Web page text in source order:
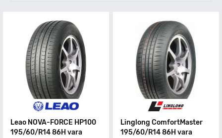
Leao NOVA-FORCE HP100
195/60/R14 86H vara
Linglong ComfortMaster
195/60/R14 86H vara